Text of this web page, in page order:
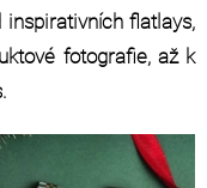
inspirativních flatlays,
fotografie, až k